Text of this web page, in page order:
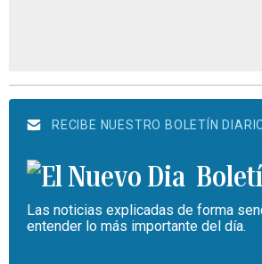
RECIBE NUESTRO BOLETÍN
Las noticias explicadas de forma
entender lo más importante del día.